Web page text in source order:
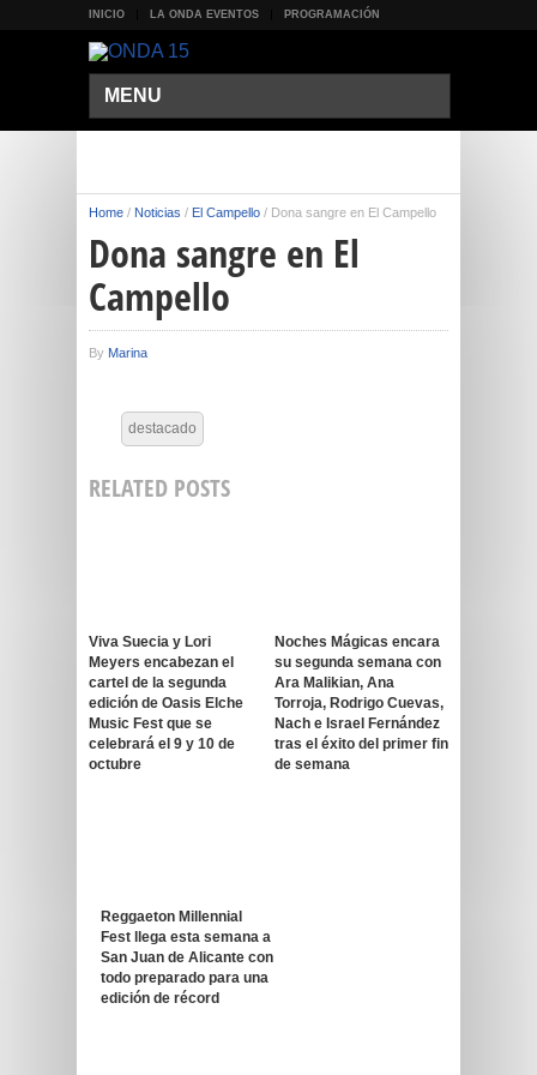
INICIO LA ONDA EVENTOS PROGRAMACIÓN
MENU
Home / Noticias / El Campello / Dona sangre en El Campello
Dona sangre en El
Campello
By Marina
destacado
RELATED POSTS
Viva Suecia y Lori
Meyers encabezan el
cartel de la segunda
edición de Oasis Elche
Music Fest que se
celebrará el 9 y 10 de
octubre
Noches Mágicas encara
su segunda semana con
Ara Malikian, Ana
Torroja, Rodrigo Cuevas,
Nach e Israel Fernández
tras el éxito del primer fin
de semana
Reggaeton Millennial
Fest llega esta semana a
San Juan de Alicante con
todo preparado para una
edición de récord